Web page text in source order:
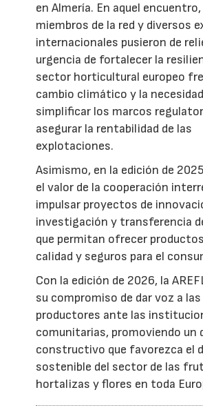
en Almería. En aquel
miembros de la red y diversos
internacionales pusieron de
urgencia de fortalecer la
sector horticultural europeo
cambio climático y la
simplificar los marcos
asegurar la rentabilidad de las
explotaciones.
Asimismo, en la edición de
el valor de la cooperación
impulsar proyectos de
investigación y transferencia
que permitan ofrecer
calidad y seguros para el
Con la edición de 2026, la
su compromiso de dar voz a
productores ante las
comunitarias, promoviendo un
constructivo que favorezca el
sostenible del sector de las
hortalizas y flores en toda